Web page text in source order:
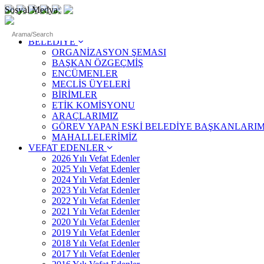
Sosyal Medya:
ANASAYFA
BELEDİYE
ORGANİZASYON ŞEMASI
BAŞKAN ÖZGEÇMİŞ
ENCÜMENLER
MECLİS ÜYELERİ
BİRİMLER
ETİK KOMİSYONU
ARAÇLARIMIZ
GÖREV YAPAN ESKİ BELEDİYE
MAHALLELERİMİZ
VEFAT EDENLER
2026 Yılı Vefat Edenler
2025 Yılı Vefat Edenler
2024 Yılı Vefat Edenler
2023 Yılı Vefat Edenler
2022 Yılı Vefat Edenler
2021 Yılı Vefat Edenler
2020 Yılı Vefat Edenler
2019 Yılı Vefat Edenler
2018 Yılı Vefat Edenler
2017 Yılı Vefat Edenler